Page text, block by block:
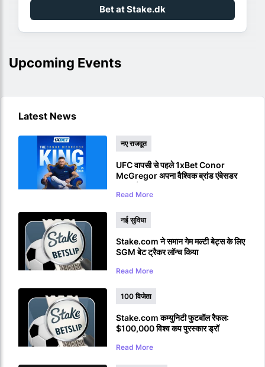
Bet at Stake.dk
Upcoming Events
Latest News
नए राजदूत
UFC वापसी से पहले 1xBet Conor
McGregor अपना वैश्विक ब्रांड एंबेसडर
Read More
नई सुविधा
Stake.com ने समान गेम मल्टी बेट्स के लिए
SGM बेट ट्रैकर लॉन्च किया
Read More
100 विजेता
Stake.com कम्युनिटी फुटबॉल रैफल:
$100,000 विश्व कप पुरस्कार ड्रॉ
Read More